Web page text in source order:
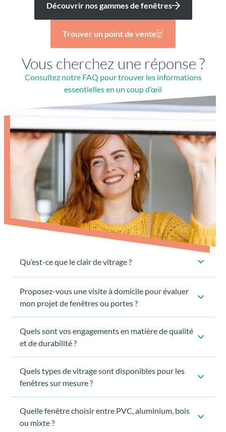
Découvrir nos gammes de fenêtres
Trouver un point de vente
Vous cherchez une réponse ?
Consultez notre FAQ pour trouver les informations
essentielles en un coup d’œil
Qu’est-ce que le clair de vitrage ?
Proposez-vous une visite à domicile pour évaluer
mon projet de fenêtres ou portes ?
Évaluer vos besoins spécifiques en fonction de votre
Quels sont vos engagements en matière de qualité
et de durabilité ?
Quels types de vitrage sont disponibles pour les
fenêtres sur mesure ?
Quelle fenêtre choisir entre PVC, aluminium, bois
ou mixte ?